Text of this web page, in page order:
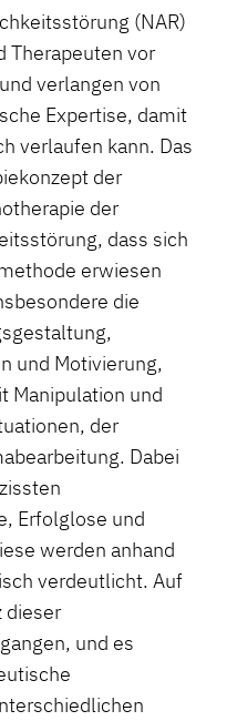
(NAR)
Therapeuten vor
verlangen von
Expertise, damit
verlaufen kann. Das
der
der
dass sich
erwiesen
die
und Motivierung,
Manipulation und
der
Dabei
Erfolglose und
werden anhand
verdeutlicht. Auf
dieser
und es